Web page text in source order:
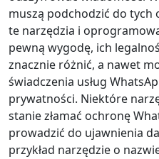
muszą podchodzić do tych
te narzędzia i
pewną wygodę, ich
znacznie różnić, a nawet
świadczenia usług
prywatności. Niektóre
stanie złamać ochronę
prowadzić do ujawnienia
przykład narzędzie o
Dansk
русский
Bahasa Melayu
ไ
Română
Gaeilge
繁